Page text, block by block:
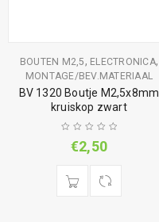
BOUTEN M2,5, ELECTRONICA,
MONTAGE/BEV.MATERIAAL
BV 1320 Boutje M2,5x8mm
kruiskop zwart
€2,50